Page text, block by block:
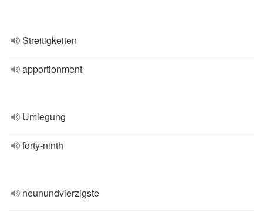
Streitigkeiten
apportionment
Umlegung
forty-ninth
neunundvierzigste